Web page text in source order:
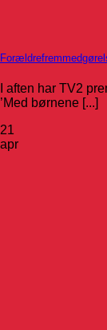
I aften har TV2
’Med børnene [...]
21
apr